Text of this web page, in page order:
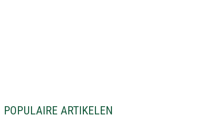
POPULAIRE ARTIKELEN